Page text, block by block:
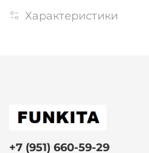
Характеристики
+7 (951) 660-59-29